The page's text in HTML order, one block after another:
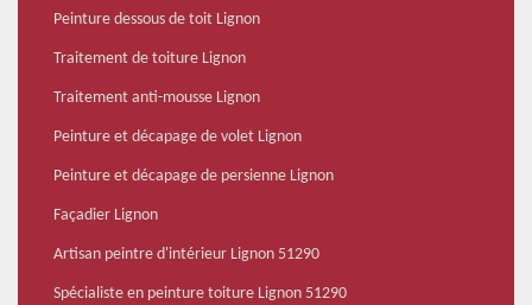
Peinture dessous de toit Lignon
Traitement de toiture Lignon
Traitement anti-mousse Lignon
Peinture et décapage de volet Lignon
Peinture et décapage de persienne Lignon
Façadier Lignon
Artisan peintre d'intérieur Lignon 51290
Spécialiste en peinture toiture Lignon 51290